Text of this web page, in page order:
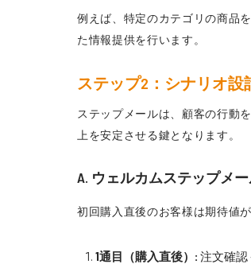
例えば、特定のカテゴリの商品
た情報提供を行います。
ステップ2：シナリオ設
ステップメールは、顧客の行動
上を安定させる鍵となります。
A. ウェルカムステップメー
初回購入直後のお客様は期待値
1通目（購入直後）: 注文確認